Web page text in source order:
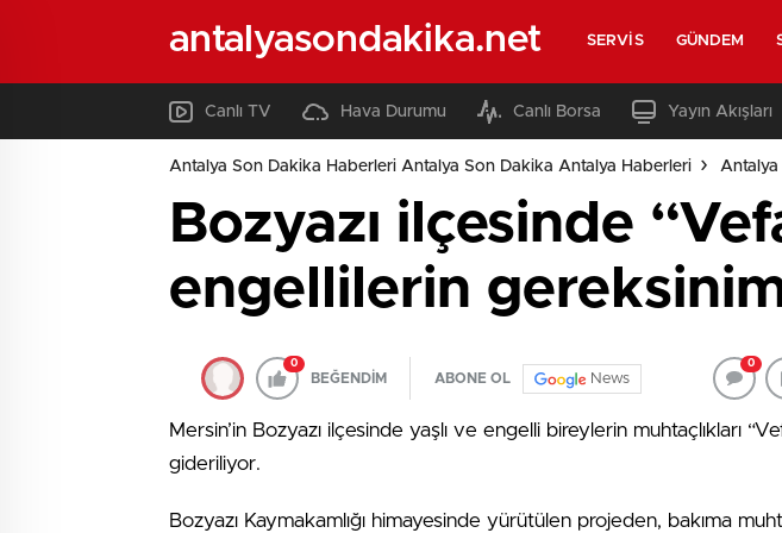
antalyasondakika.net SERVIS GÜNDEM
Canlı TV Hava Durumu Canlı Borsa Yayın Akışları
Antalya Son Dakika Haberleri Antalya Son Dakika Antalya Haberleri Antalya
Bozyazı ilçesinde
engellilerin
0
BEĞENDİM ABONE OL News
0
Mersin’in Bozyazı ilçesinde yaşlı ve engelli bireylerin muhtaçlıkları
gideriliyor.
Bozyazı Kaymakamlığı himayesinde yürütülen projeden, bakıma